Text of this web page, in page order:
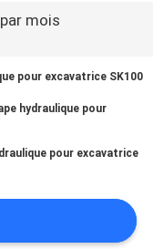
mois
pour excavatrice SK100
hydraulique pour
pour excavatrice